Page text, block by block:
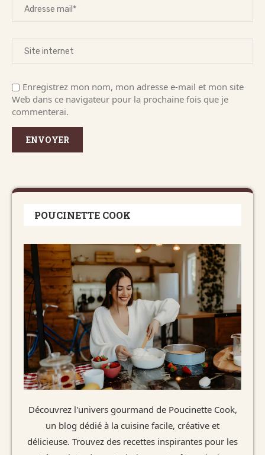
Enregistrez mon nom, mon adresse e-mail et mon site
Web dans ce navigateur pour la prochaine fois que je
commenterai.
POUCINETTE COOK
Découvrez l'univers gourmand de Poucinette Cook,
un blog dédié à la cuisine facile, créative et
délicieuse. Trouvez des recettes inspirantes pour les